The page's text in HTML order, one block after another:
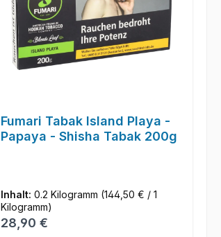
Fumari Tabak Island Playa -
Papaya - Shisha Tabak 200g
Inhalt: 0.2 Kilogramm (144,50 € / 1
Kilogramm)
Regulärer Preis:
28,90 €